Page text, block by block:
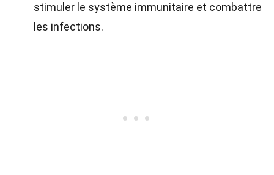
stimuler le système immunitaire et combattre
les infections.